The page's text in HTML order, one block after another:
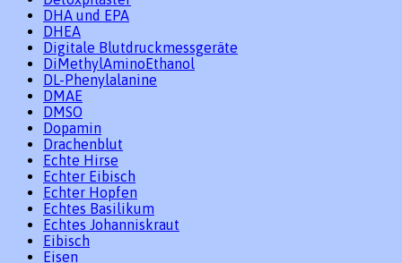
DHA und EPA
DHEA
Digitale Blutdruckmessgeräte
DiMethylAminoEthanol
DL-Phenylalanine
DMAE
DMSO
Dopamin
Drachenblut
Echte Hirse
Echter Eibisch
Echter Hopfen
Echtes Basilikum
Echtes Johanniskraut
Eibisch
Eisen